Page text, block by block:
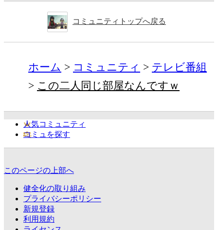
コミュニティトップへ戻る
ホーム コミュニティ
テレビ番組
この二人同じ部屋なんですｗ
人気コミュニティ
コミュを探す
このページの上部へ
健全化の取り組み
プライバシーポリシー
新規登録
利用規約